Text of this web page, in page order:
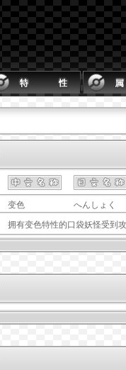
变色 へんしょく
拥有变色特性的口袋妖怪受到